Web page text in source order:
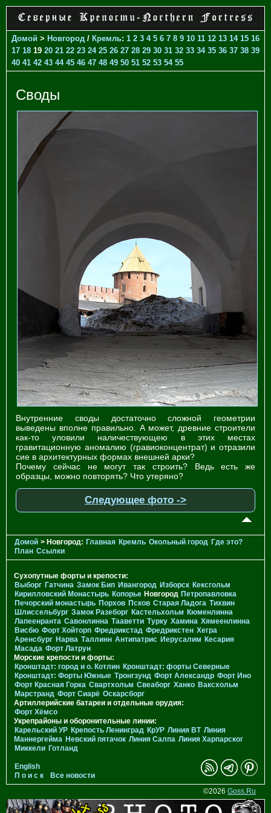
Домой > Новгород / Кремль: 1 2 3 4 5 6 7 8 9 10 11 12 13 14 15 16
17 18 19 20 21 22 23 24 25 26 27 28 29 30 31 32 33 34 35 36 37 38 39
40 41 42 43 44 45 46 47 48 49 50 51 52 53 54 55
Своды
Внутренние своды достаточно сложной геометрии
выведены вполне правильно. А может, древние строители
как-то уловили наличествующею в этих местах
гравитационную аномалию (гравиоконцентрат) и отразили
сие в архитектурных формах внешней арки?
Почему сейчас не могут так строить? Ведь есть же
образцы, можно повторять? Что утеряно?
Следующее фото ->
Домой > Новгород: Главная Кремль Окольный город Где это?
План Ссылки
Сухопутные форты и крепости:
Выборг Гатчина Замок Бип Ивангород Изборск Кексгольм
Кирилловский Монастырь Копорье Новгород Петропавловка
Печорcкий монастырь Порхов Псков Старая Ладога Тихвин
Шлиссельбург Замок Разеборг Кастельхольм Кюменлинна
Лапеенранта Савонлинна Тааветти Турку Хамина Хямеенлинна
Висбю Форт Хойторп Фредрикстад Фредрикстен Хегра
Аренсбург Нарва Таллинн Антипатрис Иерусалим Кесария
Масада Форт Латрун
Морские крепости и форты:
Кронштадт: город и о. Котлин Кронштадт: форты Северные
Кронштадт: Форты Южные Тронгзунд Форт Александр Форт Ино
Форт Красная Горка Свартхольм Свеаборг Ханко Ваксхольм
Марстранд Форт Сиарё Оскарсборг
Артиллерийские батареи и отдельные орудия:
Форт Хёмсо
Укрепрайоны и оборонительные линии:
Карельский УР Крепость Ленинград КрУР Линия ВТ Линия
Маннергейма Невский пятачок Линия Салпа Линия Харпарског
Миккели Готланд
English
П о и с к
Все новости
©2026 Goss.Ru